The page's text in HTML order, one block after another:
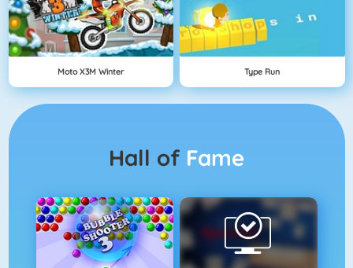
Moto X3M Winter Type Run
Hall of Fame